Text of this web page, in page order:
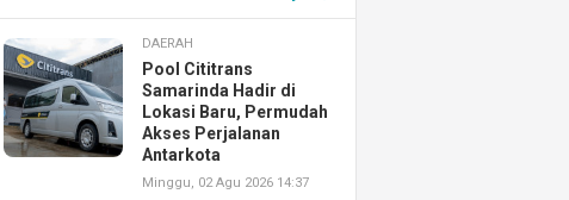
DAERAH
Pool Cititrans
Samarinda Hadir di
Lokasi Baru, Permudah
Akses Perjalanan
Antarkota
Minggu, 02 Agu 2026 14:37